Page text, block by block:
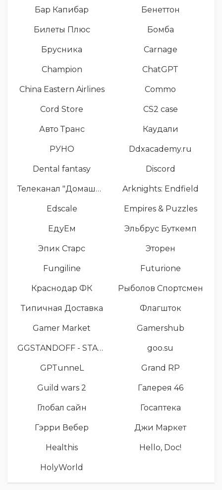
Бар Капибар Бенеттон
Билеты Плюс Бомба
Брусника Carnage
Champion ChatGPT
China Eastern Airlines Commo
Cord Store CS2 case
Авто Транс Каудали
РУНО Ddxacademy.ru
Dental fantasy Discord
Телеканал "Домашний" Arknights: Endfield
Edscale Empires & Puzzles
ЕдуЕм Эльбрус Буткемп
Эпик Старс Эторен
Fungiline Futurione
Краснодар ФК Рыболов Спортсмен
Типичная Доставка Флагшток
Gamer Market Gamershub
GGSTANDOFF - STANDOFF 2 goo.su
GPTunneL Grand RP
Guild wars 2 Галерея 46
Глобал сайн Госаптека
Гэрри Вебер Джи Маркет
Healthis Hello, Doc!
HolyWorld